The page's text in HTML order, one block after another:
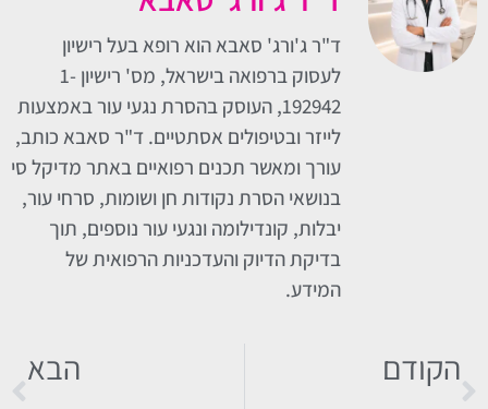
ד"ר ג'ורג' סאבא הוא רופא בעל רישיון
לעסוק ברפואה בישראל, מס' רישיון 1-
192942, העוסק בהסרת נגעי עור באמצעות
לייזר ובטיפולים אסתטיים. ד"ר סאבא כותב,
עורך ומאשר תכנים רפואיים באתר מדיקל סי
בנושאי הסרת נקודות חן ושומות, סרחי עור,
יבלות, קונדילומה ונגעי עור נוספים, תוך
בדיקת הדיוק והעדכניות הרפואית של
המידע.
הקודם
הבא